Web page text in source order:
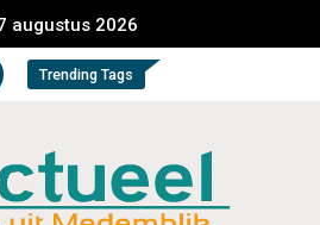
augustus 2026
Trending Tags